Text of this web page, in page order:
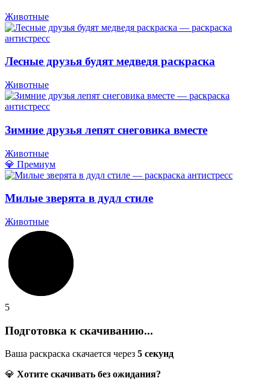
Животные
Лесные друзья будят медведя раскраска
Животные
Зимние друзья лепят снеговика вместе
Животные
💎 Премиум
Милые зверята в дудл стиле
Животные
5
Подготовка к скачиванию...
Ваша раскраска скачается через 5 секунд
💎 Хотите скачивать без ожидания?